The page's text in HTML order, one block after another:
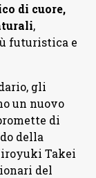
di cuore,
,
futuristica e
gli
un nuovo
di
della
Takei
del